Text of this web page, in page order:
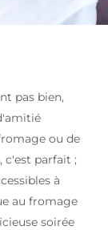
pas bien,
ou de
c'est parfait ;
à
au fromage
soirée